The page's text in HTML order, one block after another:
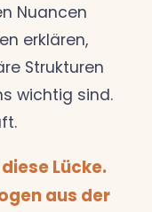
Nuancen
erklären,
Strukturen
wichtig sind.
Lücke.
aus der